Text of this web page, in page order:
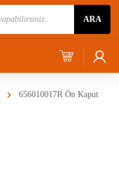
ARA
656010017R Ön Kaput